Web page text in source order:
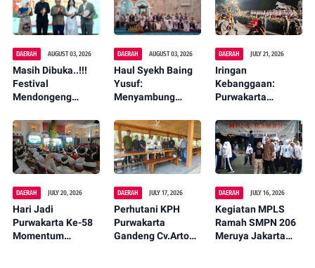
DAERAH AUGUST 03, 2026
Masih Dibuka..!!!
Festival
Mendongeng
Hadir Di Jawa
Barat, Ajak
Generasi Muda
Hidupkan Kembali
Legenda Rakyat
DAERAH AUGUST 03, 2026
Haul Syekh Baing
Yusuf:
Menyambung
Meneguhkan
Ukhuwah
DAERAH JULY 21, 2026
Iringan
Kebanggaan:
Purwakarta
Budaya di Malam
Festival Budaya
DAERAH JULY 20, 2026
Hari Jadi
Purwakarta Ke-58
Momentum
DAERAH JULY 17, 2026
Perhutani KPH
Purwakarta
Gandeng Cv.Arto
DAERAH JULY 16, 2026
Kegiatan MPLS
Ramah SMPN 206
Meruya Jakarta